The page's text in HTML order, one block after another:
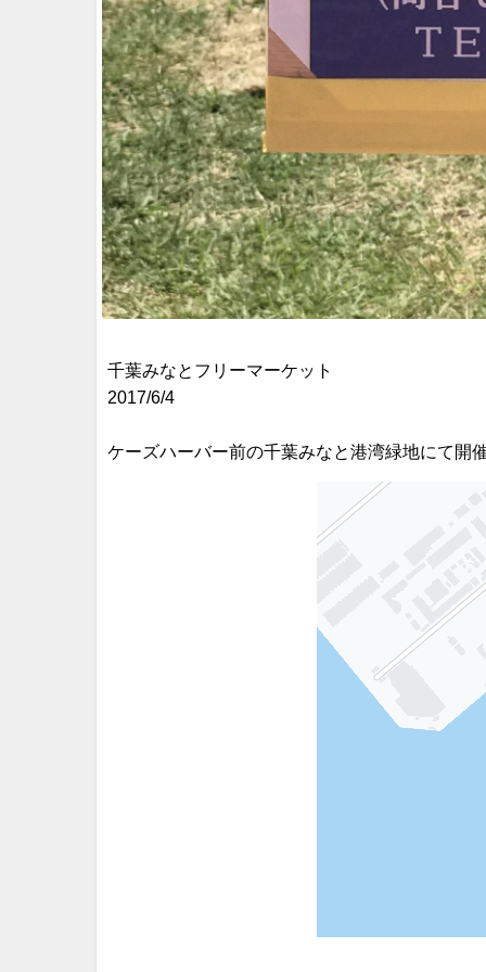
千葉みなとフリーマーケット
2017/6/4
ケーズハーバー前の千葉みなと港湾緑地にて開